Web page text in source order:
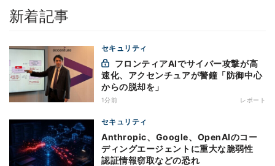
新着記事
セキュリティ
速化、アクセンチュアが警鐘「防御中心
からの脱却を」
1分前 レポート
セキュリティ
Anthropic、Google、OpenAIのコー
ディングエージェントに重大な脆弱性
認証情報窃取などの恐れ